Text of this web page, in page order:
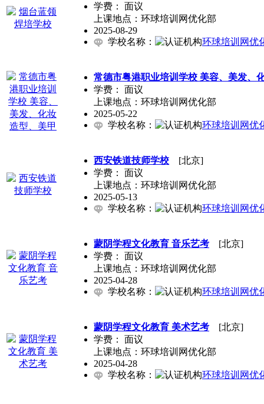
学费： 面议
上课地点：环球培训网优化部
2025-08-29
学校名称：
环球培训网优
常德市粤港职业培训学校 美容、美发、
学费： 面议
上课地点：环球培训网优化部
2025-05-22
学校名称：
环球培训网优
西安铁道技师学校 [北京]
学费： 面议
上课地点：环球培训网优化部
2025-05-13
学校名称：
环球培训网优
蒙阴学程文化教育 音乐艺考 [北京]
学费： 面议
上课地点：环球培训网优化部
2025-04-28
学校名称：
环球培训网优
蒙阴学程文化教育 美术艺考 [北京]
学费： 面议
上课地点：环球培训网优化部
2025-04-28
学校名称：
环球培训网优